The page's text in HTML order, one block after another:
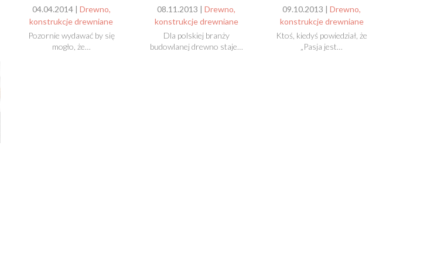
04.04.2014 | Drewno,
konstrukcje drewniane
Pozornie wydawać by się
mogło, że…
08.11.2013 |Drewno,
konstrukcje drewniane
Dla polskiej branży
budowlanej drewno staje…
09.10.2013 |Drewno,
konstrukcje drewniane
Ktoś, kiedyś powiedział, że
„Pasja jest…